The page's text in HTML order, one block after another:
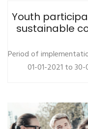
Youth
sustainable
Period of
01-01-2021 to